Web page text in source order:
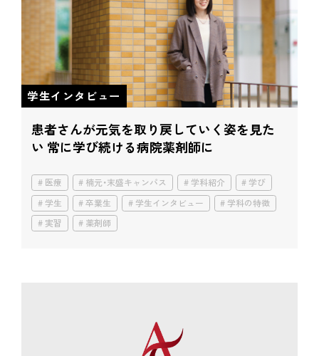
学生インタビュー
患者さんが元気を取り戻していく姿を見た
い 常に学び続ける病院薬剤師に
医療 楠元・末盛キャンパス 学科紹介
学び
学生
卒業生 学生インタビュー
学科の特徴
実習
薬剤師